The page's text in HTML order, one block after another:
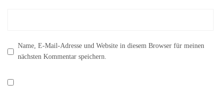
Name, E-Mail-Adresse und Website in diesem Browser für meinen
nächsten Kommentar speichern.